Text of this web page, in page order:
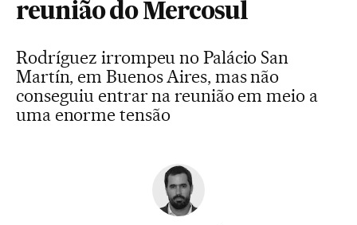
reunião do Mercosul
Rodríguez irrompeu no Palácio San
Martín, em Buenos Aires, mas não
conseguiu entrar na reunião em meio a
uma enorme tensão